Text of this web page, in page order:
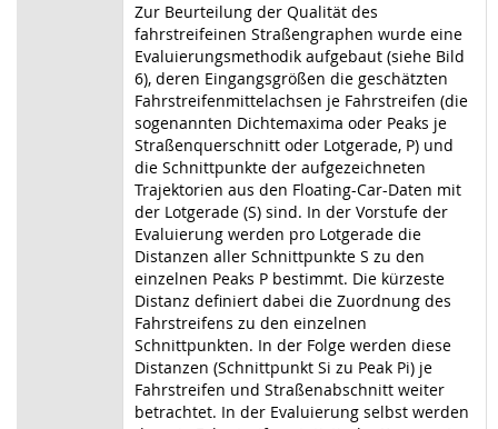
Zur Beurteilung der Qualität des
fahrstreifeinen Straßengraphen wurde eine
Evaluierungsmethodik aufgebaut (siehe Bild
6), deren Eingangsgrößen die geschätzten
Fahrstreifenmittelachsen je Fahrstreifen (die
sogenannten Dichtemaxima oder Peaks je
Straßenquerschnitt oder Lotgerade, P) und
die Schnittpunkte der aufgezeichneten
Trajektorien aus den Floating-Car-Daten mit
der Lotgerade (S) sind. In der Vorstufe der
Evaluierung werden pro Lotgerade die
Distanzen aller Schnittpunkte S zu den
einzelnen Peaks P bestimmt. Die kürzeste
Distanz definiert dabei die Zuordnung des
Fahrstreifens zu den einzelnen
Schnittpunkten. In der Folge werden diese
Distanzen (Schnittpunkt Si zu Peak Pi) je
Fahrstreifen und Straßenabschnitt weiter
betrachtet. In der Evaluierung selbst werden